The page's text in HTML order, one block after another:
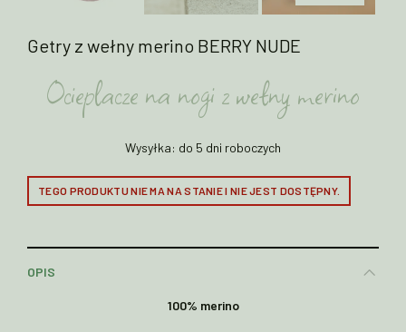
Getry z wełny merino BERRY NUDE
Ocieplacze na nogi z wełny merino
Wysyłka: do 5 dni roboczych
TEGO PRODUKTU NIE MA NA STANIE I NIE JEST DOSTĘPNY.
OPIS
100% merino